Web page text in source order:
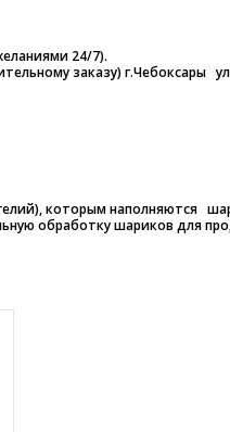
24/7).
заказу)
которым наполняются
обработку шариков для